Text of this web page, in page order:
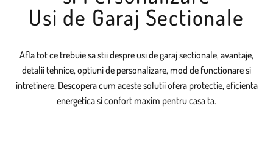
Usi de Garaj Sectionale
Afla tot ce trebuie sa stii despre usi de garaj sectionale, avantaje,
detalii tehnice, optiuni de personalizare, mod de functionare si
intretinere. Descopera cum aceste solutii ofera protectie, eficienta
energetica si confort maxim pentru casa ta.